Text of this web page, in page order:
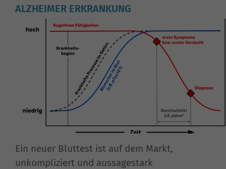
ALZHEIMER ERKRANKUNG
Ein neuer Bluttest ist auf dem Markt,
unkompliziert und aussagestark